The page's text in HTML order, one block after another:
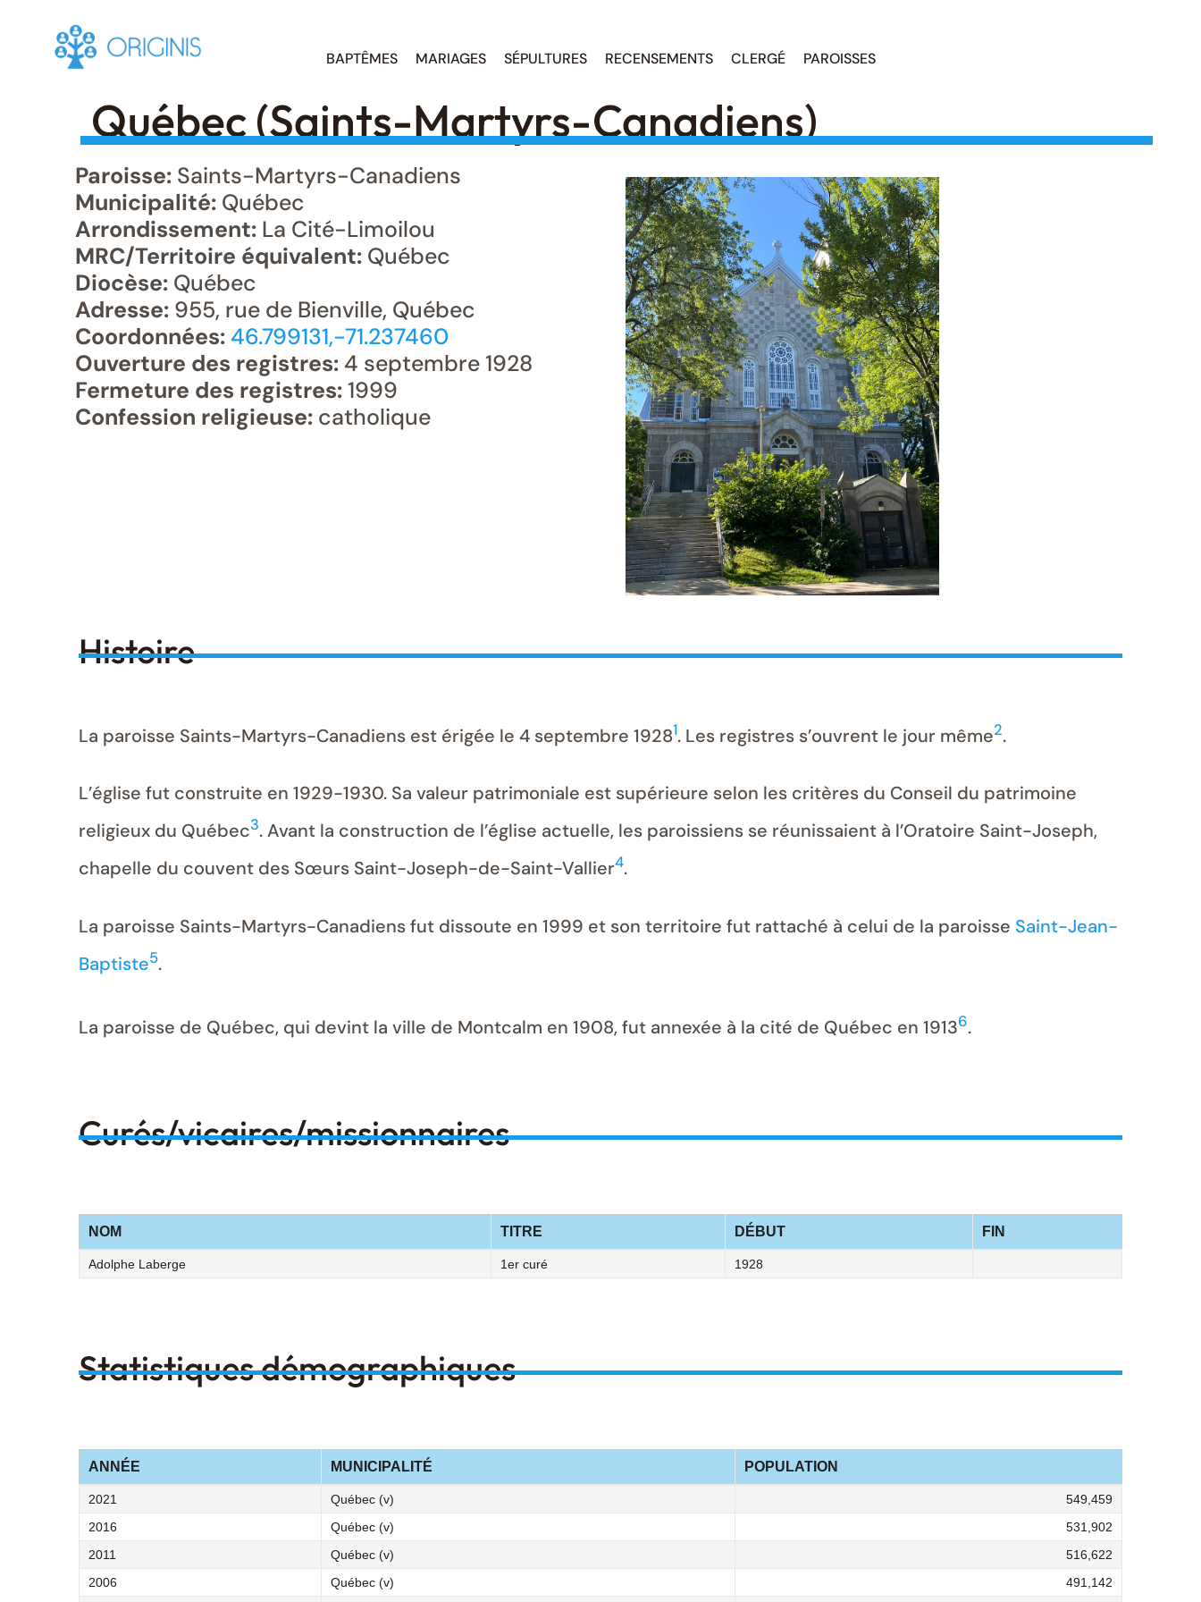
BAPTÊMES MARIAGES SÉPULTURES RECENSEMENTS CLERGÉ PAROISSES
Québec (Saints-Martyrs-Canadiens)
Paroisse: Saints-Martyrs-Canadiens
Municipalité: Québec
Arrondissement: La Cité-Limoilou
MRC/Territoire équivalent: Québec
Diocèse: Québec
Adresse: 955, rue de Bienville, Québec
Coordonnées: 46.799131,-71.237460
Ouverture des registres: 4 septembre 1928
Fermeture des registres:1999
Confession religieuse: catholique
Histoire
La paroisse Saints-Martyrs-Canadiens est érigée le 4 septembre 19281. Les registres s’ouvrent le jour même2.
L’église fut construite en 1929-1930. Sa valeur patrimoniale est supérieure selon les critères du Conseil du patrimoine
religieux du Québec3. Avant la construction de l’église actuelle, les paroissiens se réunissaient à l’Oratoire Saint-Joseph,
chapelle du couvent des Sœurs Saint-Joseph-de-Saint-Vallier4.
La paroisse Saints-Martyrs-Canadiens fut dissoute en 1999 et son territoire fut rattaché à celui de la paroisse Saint-Jean-
Baptiste5.
La paroisse de Québec, qui devint la ville de Montcalm en 1908, fut annexée à la cité de Québec en 19136.
Curés/vicaires/missionnaires
NOM TITRE DÉBUT FIN
Adolphe Laberge 1er curé 1928
Statistiques démographiques
ANNÉE MUNICIPALITÉ POPULATION
2021 Québec (v)
549,459
2016
Québec (v)
531,902
2011
Québec (v)
516,622
2006
Québec (v)
491,142